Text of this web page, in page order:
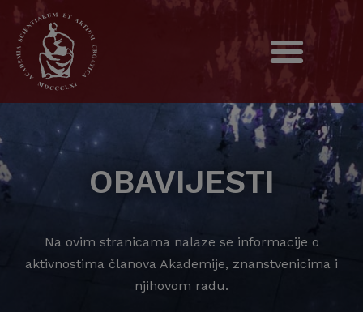
OBAVIJESTI
Na ovim stranicama nalaze se informacije o
aktivnostima članova Akademije, znanstvenicima i
njihovom radu.